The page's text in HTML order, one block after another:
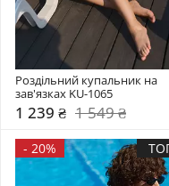
Роздільний купальник на
зав'язках KU-1065
1 239 ₴ 1 549 ₴
- 20%